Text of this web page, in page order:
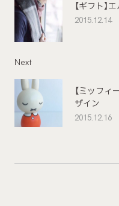
【ギフト】
2015.12.14
Next
【ミッフ
ザイン
2015.12.16